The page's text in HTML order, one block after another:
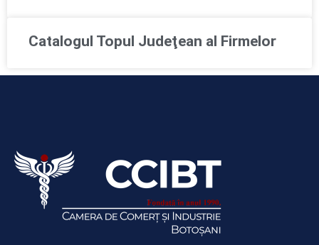
Catalogul Topul Judeţean al Firmelor